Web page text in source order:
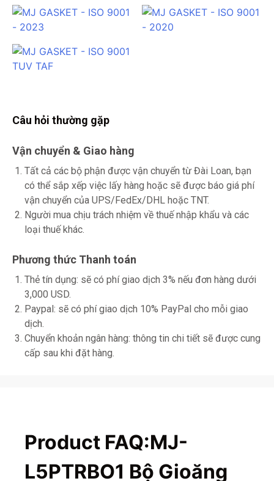
Câu hỏi thường gặp
Vận chuyển & Giao hàng
Tất cả các bộ phận được vận chuyển từ Đài Loan, bạn
có thể sắp xếp việc lấy hàng hoặc sẽ được báo giá phí
vận chuyển của UPS/FedEx/DHL hoặc TNT.
Người mua chịu trách nhiệm về thuế nhập khẩu và các
loại thuế khác.
Phương thức Thanh toán
Thẻ tín dụng: sẽ có phí giao dịch 3% nếu đơn hàng dưới
3,000 USD.
Paypal: sẽ có phí giao dịch 10% PayPal cho mỗi giao
dịch.
Chuyển khoản ngân hàng: thông tin chi tiết sẽ được cung
cấp sau khi đặt hàng.
Product FAQ:MJ-
L5PTRBO1 Bộ Gioăng